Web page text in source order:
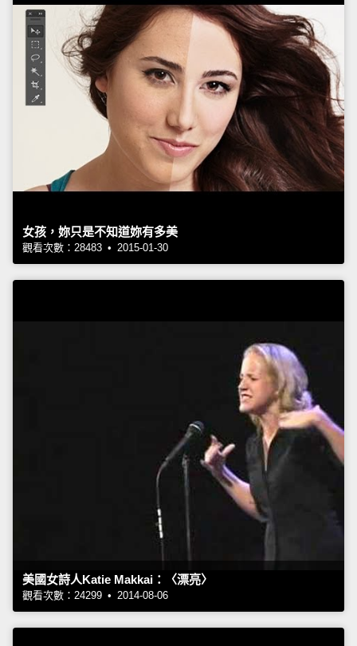
女孩，妳只是不知道妳有多美
觀看次數：28483 • 2015-01-30
美國女詩人Katie Makkai：〈漂亮〉
觀看次數：24299 • 2014-08-06